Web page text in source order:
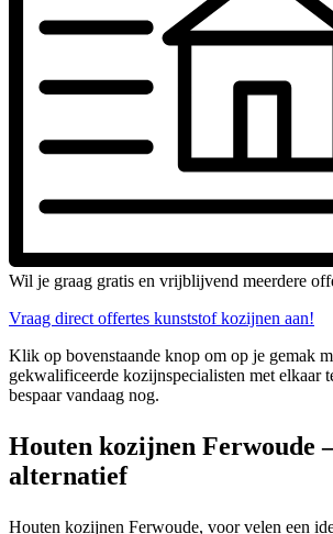
Wil je graag gratis en vrijblijvend meerdere
Vraag direct offertes kunststof kozijnen aan!
Klik op bovenstaande knop om op je gemak
gekwalificeerde kozijnspecialisten met elkaar
bespaar vandaag nog.
Houten kozijnen Ferwoude
alternatief
Houten kozijnen Ferwoude, voor velen een